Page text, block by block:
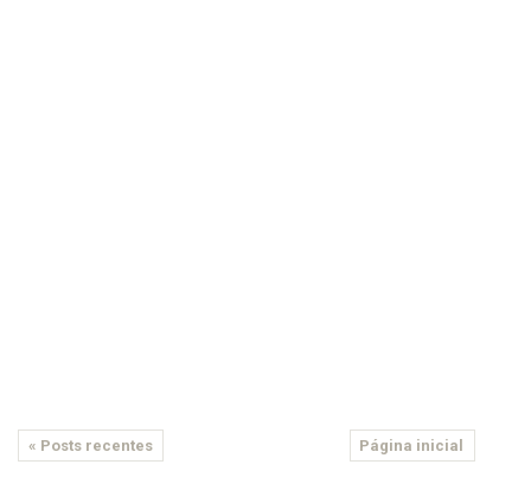
« Posts recentes Página inicial